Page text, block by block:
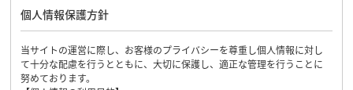
個人情報保護方針
当サイトの運営に際し、お客様のプライバシーを尊重し個人情報に対し
て十分な配慮を行うとともに、大切に保護し、適正な管理を行うことに
努めております。